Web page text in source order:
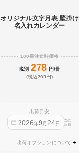
オリジナル文字月表 壁掛け
名入れカレンダー
100冊注文時価格
税別 278 円/冊
(税込305円)
出荷目安
2026年9 月 24日
迄に
出荷
出荷オプションについて